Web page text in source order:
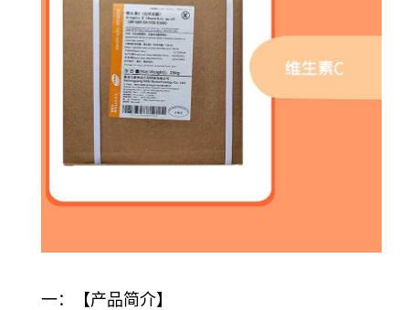
一：【产品简介】